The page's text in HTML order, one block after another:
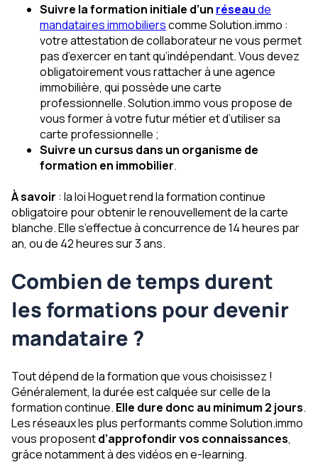
Suivre la formation initiale d’un réseaude
mandataires immobilierscomme Solution.immo :
votre attestation de collaborateur ne vous permet
pas d’exercer en tant qu’indépendant. Vous devez
obligatoirement vous rattacher à une agence
immobilière, qui possède une carte
professionnelle. Solution.immo vous propose de
vous former à votre futur métier et d’utiliser sa
carte professionnelle ;
Suivre un cursus dans un organisme de
formation en immobilier.
À savoir : la loi Hoguet rend la formation continue
obligatoire pour obtenir le renouvellement de la carte
blanche. Elle s’effectue à concurrence de 14 heures par
an, ou de 42 heures sur 3 ans.
Combien de temps durent
les formations pour devenir
mandataire ?
Tout dépend de la formation que vous choisissez !
Généralement, la durée est calquée sur celle de la
formation continue. Elle dure donc au minimum 2 jours.
Les réseaux les plus performants comme Solution.immo
vous proposentd’approfondir vos connaissances,
grâce notamment à des vidéos en e-learning.